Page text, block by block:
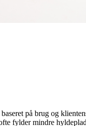
på brug og
fylder mindre